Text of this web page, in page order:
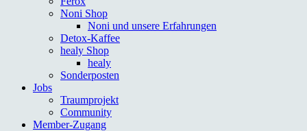
Noni Shop
Noni und unsere Erfahrungen
Detox-Kaffee
healy Shop
healy
Sonderposten
Jobs
Traumprojekt
Community
Member-Zugang